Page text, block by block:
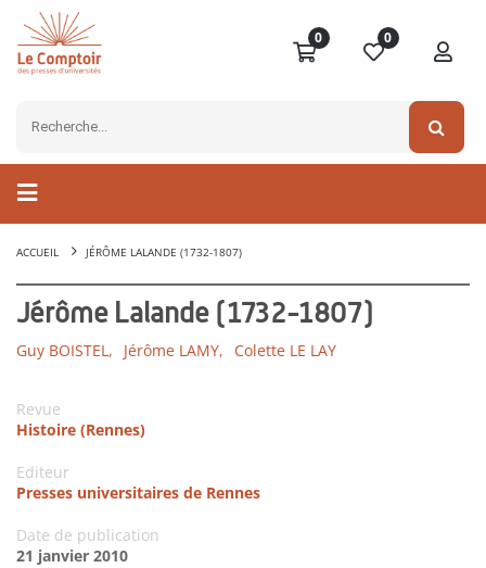
0 0
ACCUEIL JÉRÔME LALANDE (1732-1807)
Jérôme Lalande (1732-1807)
Guy BOISTEL, Jérôme LAMY, Colette LE LAY
Revue
Histoire (Rennes)
Editeur
Presses universitaires de Rennes
Date de publication
21 janvier 2010